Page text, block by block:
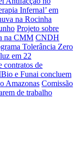
Infernal’ em
na Rocinha
Projeto sobre
na CMM CNDH
Tolerância Zero
em 22
contratos de
e Funai concluem
Amazonas Comissão
de trabalho